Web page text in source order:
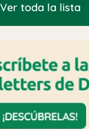
Ver toda la lista